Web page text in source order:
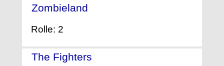
Zombieland
Rolle: 2
The Fighters